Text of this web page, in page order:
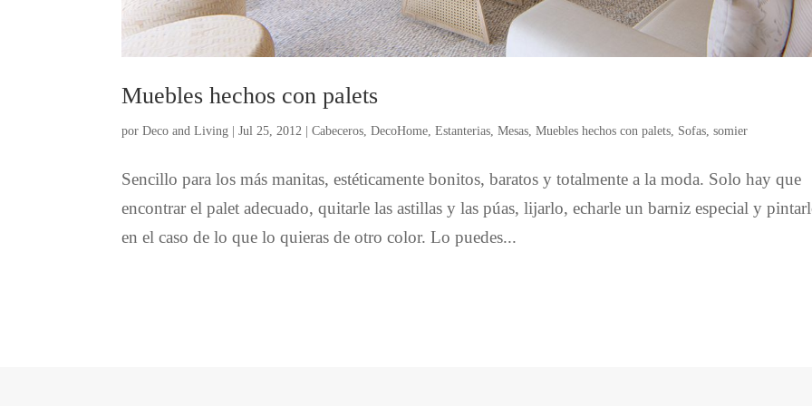
Muebles hechos con palets
porDeco and Living |Jul 25, 2012 |Cabeceros ,DecoHome ,Estanterias ,Mesas ,Muebles hechos con palets Sofas ,somier
Sencillo para los más manitas, estéticamente bonitos, baratos y totalmente a la moda. Solo hay que
encontrar el palet adecuado, quitarle las astillas y las púas, lijarlo, echarle un barniz especial y
en el caso de lo que lo quieras de otro color. Lo puedes...